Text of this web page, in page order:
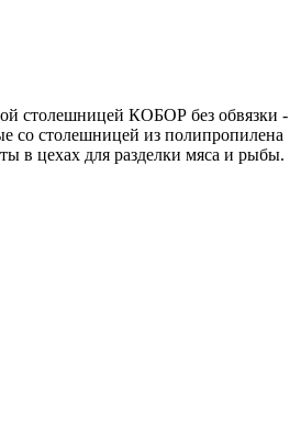
столешницей КОБОР без обвязки -
со столешницей из полипропилена
в цехах для разделки мяса и рыбы.